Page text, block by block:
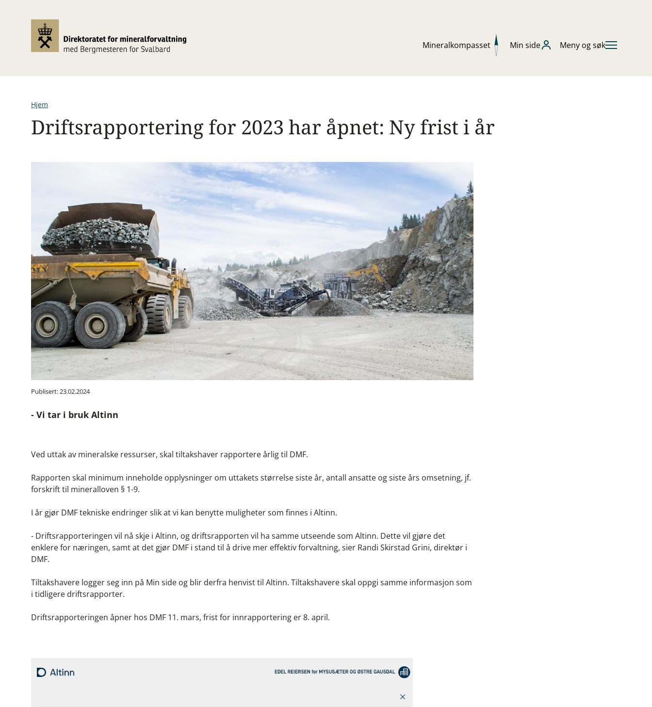
hovedinnhold
Mineralkompasset
Min side Meny og søk
Navigasjonssti
Hjem
Driftsrapportering for 2023 har åpnet: Ny frist i år
Publisert: 23.02.2024
- Vi tar i bruk Altinn
Ved uttak av mineralske ressurser, skal tiltakshaver rapportere årlig til DMF.
Rapporten skal minimum inneholde opplysninger om uttakets størrelse siste år, antall ansatte og siste års omsetning, jf.
forskrift til mineralloven § 1-9.
I år gjør DMF tekniske endringer slik at vi kan benytte muligheter som finnes i Altinn.
- Driftsrapporteringen vil nå skje i Altinn, og driftsrapporten vil ha samme utseende som Altinn. Dette vil gjøre det
enklere for næringen, samt at det gjør DMF i stand til å drive mer effektiv forvaltning, sier Randi Skirstad Grini, direktør i
DMF.
Tiltakshavere logger seg inn på Min side og blir derfra henvist til Altinn. Tiltakshavere skal oppgi samme informasjon som
i tidligere driftsrapporter.
Driftsrapporteringen åpner hos DMF 11. mars, frist for innrapportering er 8. april.